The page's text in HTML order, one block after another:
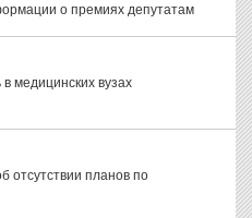
о премиях депутатам
медицинских вузах
отсутствии планов по